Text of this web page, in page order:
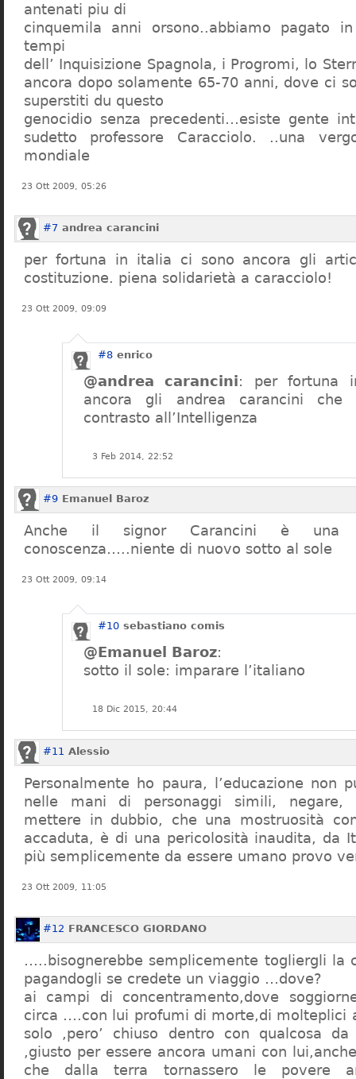
antenati piu di
cinquemila anni orsono..abbiamo pagato
tempi
dell’ Inquisizione Spagnola, i Progromi, lo
ancora dopo solamente 65-70 anni, dove ci
superstiti du questo
genocidio senza precedenti…esiste gente
sudetto professore Caracciolo. ..una
mondiale
23 Ott 2009, 05:26
#7 andrea carancini
per fortuna in italia ci sono ancora gli
costituzione. piena solidarietà a caracciolo!
23 Ott 2009, 09:09
#8 enrico
@andrea carancini: per fortuna
ancora gli andrea carancini
contrasto all’Intelligenza
3 Feb 2014, 22:52
#9 Emanuel Baroz
Anche il signor Carancini è una
conoscenza…..niente di nuovo sotto al sole
23 Ott 2009, 09:14
#10 sebastiano comis
@Emanuel Baroz:
sotto il sole: imparare l’italiano
18 Dic 2015, 20:44
#11 Alessio
Personalmente ho paura, l’educazione non
nelle mani di personaggi simili, negare,
mettere in dubbio, che una mostruosità
accaduta, è di una pericolosità inaudita, da
più semplicemente da essere umano provo
23 Ott 2009, 11:05
#12 FRANCESCO GIORDANO
…..bisognerebbe semplicemente togliergli la
pagandogli se credete un viaggio …dove?
ai campi di concentramento,dove
circa ….con lui profumi di morte,di molteplici
solo ,pero’ chiuso dentro con qualcosa
,giusto per essere ancora umani con
che dalla terra tornassero le povere